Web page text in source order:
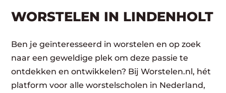
WORSTELEN​ IN LINDENHOLT
Ben je geïnteresseerd in worstelen en op zoek
naar een geweldige plek om deze passie te
ontdekken en ontwikkelen? Bij Worstelen.nl, hét
platform voor alle worstelscholen in Nederland,